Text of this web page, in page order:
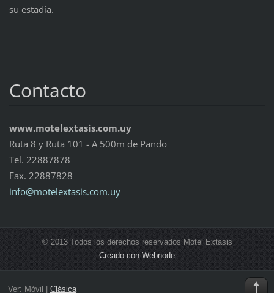
su estadía.
Contacto
www.motelextasis.com.uy
Ruta 8 y Ruta 101 - A 500m de Pando
Tel. 22887878
Fax. 22887828
info@motelextasis.com.uy
© 2013 Todos los derechos reservados Motel Extasis
Creado con Webnode
Ver: Móvil Clásica